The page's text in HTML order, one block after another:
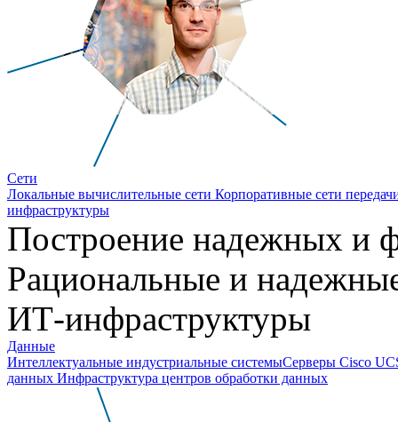
Сети
Локальные вычислительные сети Корпоративные сети
инфраструктуры
Построение надежных
Рациональные и
ИТ-инфраструктуры
Данные
Интеллектуальные индустриальные системыCерверы Cisco
данных Инфраструктура центров обработки данных